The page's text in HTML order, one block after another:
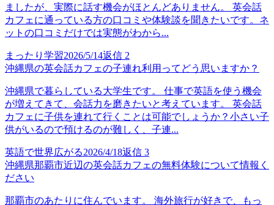
ましたが、実際に話す機会がほとんどありません。 英会話
カフェに通っている方の口コミや体験談を聞きたいです。ネ
ットの口コミだけでは実態がわから...
まったり学習2026/5/14返信 2
沖縄県の英会話カフェの子連れ利用ってどう思いますか？
沖縄県で暮らしている大学生です。 仕事で英語を使う機会
が増えてきて、会話力を磨きたいと考えています。 英会話
カフェに子供を連れて行くことは可能でしょうか？小さい子
供がいるので預けるのが難しく、子連...
英語で世界広がる2026/4/18返信 3
沖縄県那覇市近辺の英会話カフェの無料体験について情報く
ださい
那覇市のあたりに住んでいます。 海外旅行が好きで、もっ